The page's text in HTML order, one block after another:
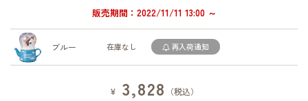
販売期間：2022/11/11 13:00 ～
ブルー 在庫なし 再入荷通知
¥ 3,828
（税込）